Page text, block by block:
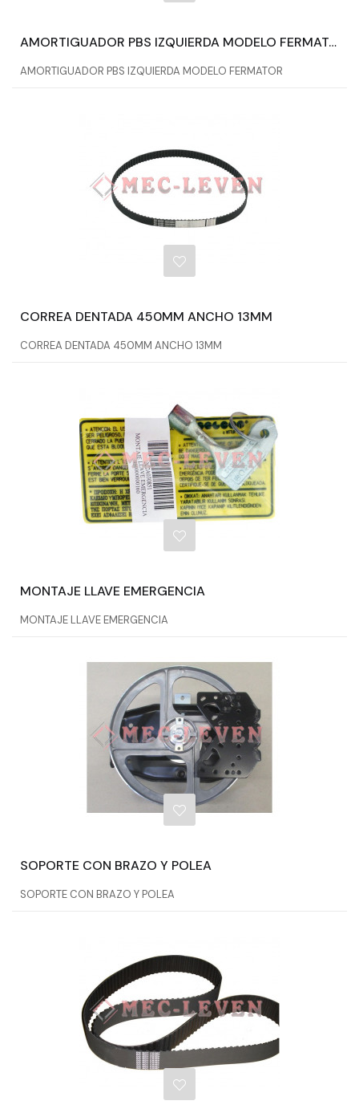
AMORTIGUADOR PBS IZQUIERDA MODELO FERMATOR
AMORTIGUADOR PBS IZQUIERDA MODELO FERMATOR
CORREA DENTADA 450MM ANCHO 13MM
CORREA DENTADA 450MM ANCHO 13MM
MONTAJE LLAVE EMERGENCIA
MONTAJE LLAVE EMERGENCIA
SOPORTE CON BRAZO Y POLEA
SOPORTE CON BRAZO Y POLEA